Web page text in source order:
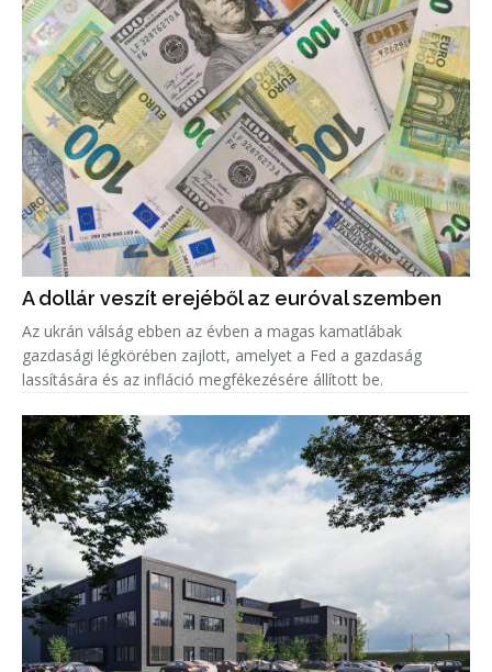
A dollár veszít erejéből az euróval szemben
Az ukrán válság ebben az évben a magas kamatlábak
gazdasági légkörében zajlott, amelyet a Fed a gazdaság
lassítására és az infláció megfékezésére állított be.